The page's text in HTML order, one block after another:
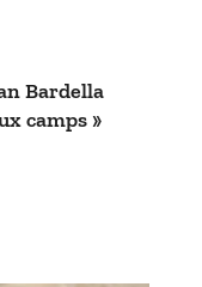
Bardella
camps »